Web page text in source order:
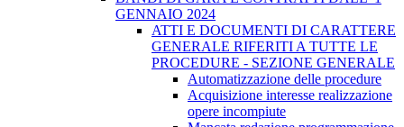
GENNAIO 2024
ATTI E DOCUMENTI DI CARATTERE
GENERALE RIFERITI A TUTTE LE
PROCEDURE - SEZIONE GENERALE
Automatizzazione delle procedure
Acquisizione interesse realizzazione
opere incompiute